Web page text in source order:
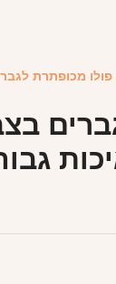
פולו מכופתרת